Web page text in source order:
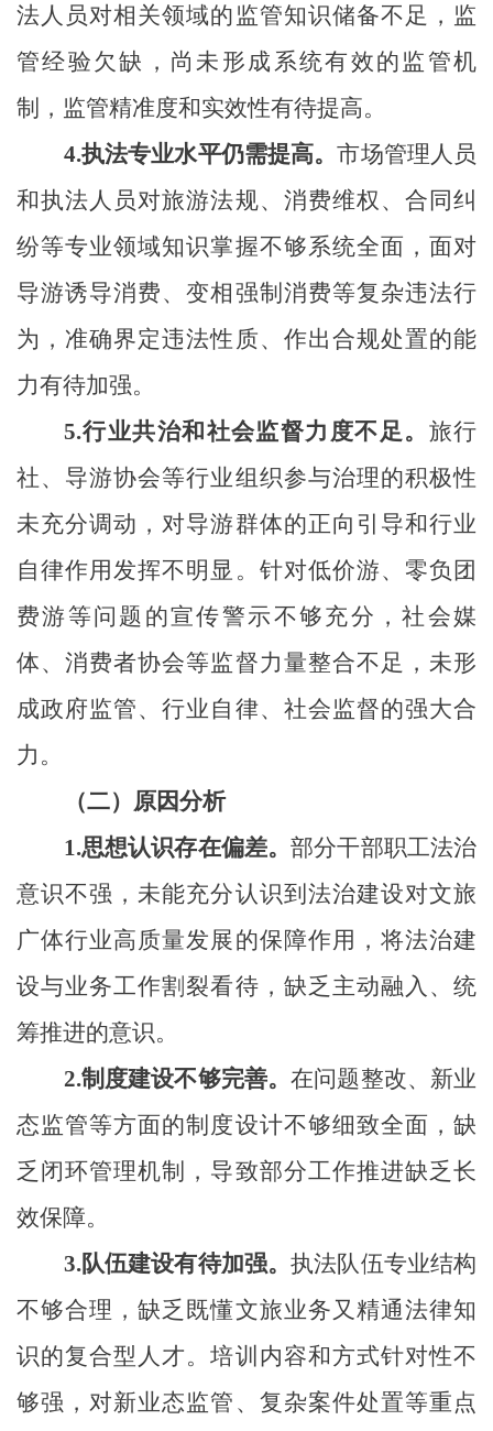
法人员对相关领域的监管知识储备不足，监
管经验欠缺，尚未形成系统有效的监管机
制，监管精准度和实效性有待提高。
4.执法专业水平仍需提高。市场管理人员
和执法人员对旅游法规、消费维权、合同纠
纷等专业领域知识掌握不够系统全面，面对
导游诱导消费、变相强制消费等复杂违法行
为，准确界定违法性质、作出合规处置的能
力有待加强。
5.行业共治和社会监督力度不足。 旅行
社、导游协会等行业组织参与治理的积极性
未充分调动，对导游群体的正向引导和行业
自律作用发挥不明显。针对低价游、零负团
费游等问题的宣传警示不够充分，社会媒
体、消费者协会等监督力量整合不足，未形
成政府监管、行业自律、社会监督的强大合
力。
（二）原因分析
1.思想认识存在偏差。部分干部职工法治
意识不强，未能充分认识到法治建设对文旅
广体行业高质量发展的保障作用，将法治建
设与业务工作割裂看待，缺乏主动融入、统
筹推进的意识。
2.制度建设不够完善。在问题整改、新业
态监管等方面的制度设计不够细致全面，缺
乏闭环管理机制，导致部分工作推进缺乏长
效保障。
3.队伍建设有待加强。执法队伍专业结构
不够合理，缺乏既懂文旅业务又精通法律知
识的复合型人才。培训内容和方式针对性不
够强，对新业态监管、复杂案件处置等重点